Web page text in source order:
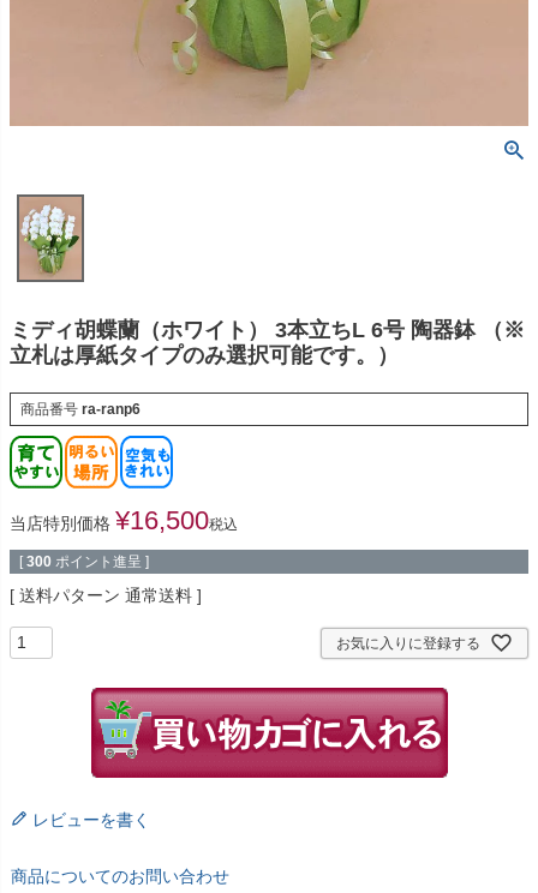
ミディ胡蝶蘭（ホワイト） 3本立ちL 6号 陶器鉢 （※
立札は厚紙タイプのみ選択可能です。）
商品番号 ra-ranp6
当店特別価格 ¥16,500税込
[ 300 ポイント進呈 ]
送料パターン 通常送料
お気に入りに登録する
レビューを書く
商品についてのお問い合わせ